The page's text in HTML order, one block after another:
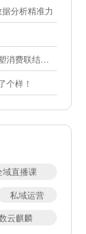
分析精准力
结新体验
个样！
域直播课
私域运营
云麒麟